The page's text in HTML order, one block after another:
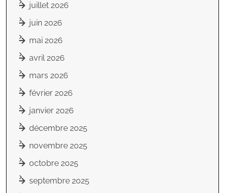
juillet 2026
juin 2026
mai 2026
avril 2026
mars 2026
février 2026
janvier 2026
décembre 2025
novembre 2025
octobre 2025
septembre 2025